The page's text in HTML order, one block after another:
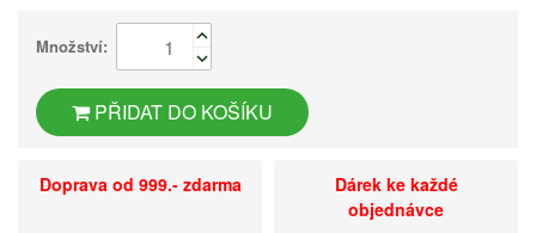
Množství:
PŘIDAT DO KOŠÍKU
Doprava od 999.- zdarma
Dárek ke každé
objednávce